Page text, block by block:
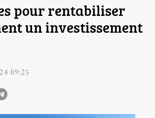
pour rentabiliser
un investissement
09:25